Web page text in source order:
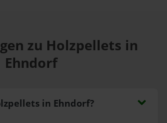
zu Holzpellets in
Ehndorf
in Ehndorf?